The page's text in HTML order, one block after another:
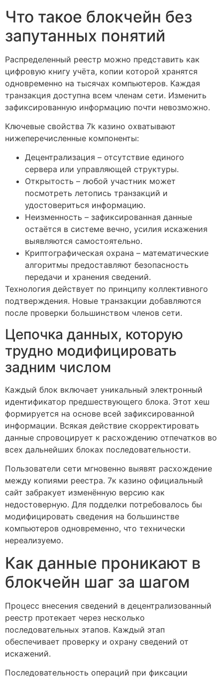
Что такое блокчейн без
запутанных понятий
Распределенный реестр можно представить как
цифровую книгу учёта, копии которой хранятся
одновременно на тысячах компьютеров. Каждая
транзакция доступна всем членам сети. Изменить
зафиксированную информацию почти невозможно.
Ключевые свойства 7k казино охватывают
нижеперечисленные компоненты:
Децентрализация – отсутствие единого
сервера или управляющей структуры.
Открытость – любой участник может
посмотреть летопись транзакций и
удостовериться информацию.
Неизменность – зафиксированная данные
остаётся в системе вечно, усилия искажения
выявляются самостоятельно.
Криптографическая охрана – математические
алгоритмы предоставляют безопасность
передачи и хранения сведений.
Технология действует по принципу коллективного
подтверждения. Новые транзакции добавляются
после проверки большинством членов сети.
Цепочка данных, которую
трудно модифицировать
задним числом
Каждый блок включает уникальный электронный
идентификатор предшествующего блока. Этот хеш
формируется на основе всей зафиксированной
информации. Всякая действие скорректировать
данные спровоцирует к расхождению отпечатков во
всех дальнейших блоках последовательности.
Пользователи сети мгновенно выявят расхождение
между копиями реестра. 7к казино официальный
сайт забракует изменённую версию как
недостоверную. Для подделки потребовалось бы
модифицировать сведения на большинстве
компьютеров одновременно, что технически
нереализуемо.
Как данные проникают в
блокчейн шаг за шагом
Процесс внесения сведений в децентрализованный
реестр протекает через несколько
последовательных этапов. Каждый этап
обеспечивает проверку и охрану сведений от
искажений.
Последовательность операций при фиксации